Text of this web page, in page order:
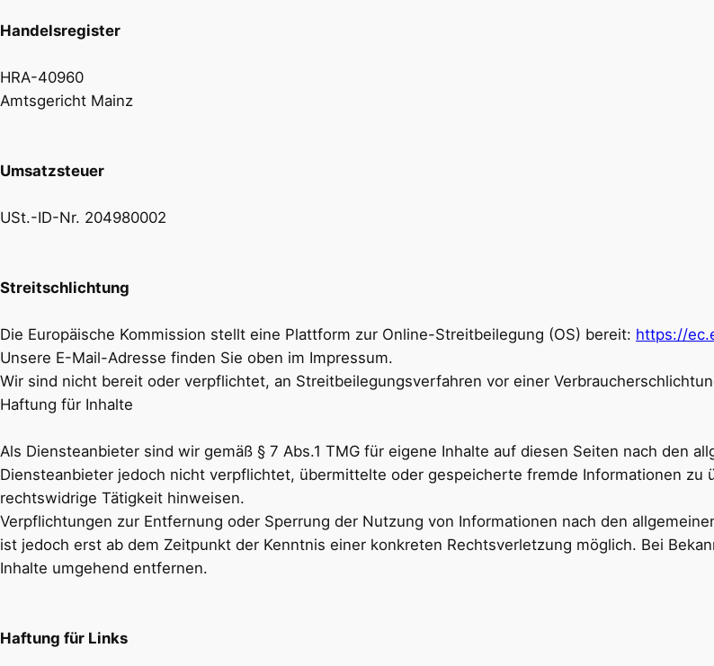
Handelsregister
HRA-40960
Amtsgericht Mainz
Umsatzsteuer
USt.-ID-Nr. 204980002
Streitschlichtung
Die Europäische Kommission stellt eine Plattform zur Online-Streitbeilegung (OS) bereit: https://
Unsere E-Mail-Adresse finden Sie oben im Impressum.
Wir sind nicht bereit oder verpflichtet, an Streitbeilegungsverfahren vor einer
Haftung für Inhalte
Als Diensteanbieter sind wir gemäß § 7 Abs.1 TMG für eigene Inhalte auf diesen Seiten nach den
Diensteanbieter jedoch nicht verpflichtet, übermittelte oder gespeicherte fremde Informationen zu
rechtswidrige Tätigkeit hinweisen.
Verpflichtungen zur Entfernung oder Sperrung der Nutzung von Informationen nach den
ist jedoch erst ab dem Zeitpunkt der Kenntnis einer konkreten Rechtsverletzung möglich. Bei
Inhalte umgehend entfernen.
Haftung für Links